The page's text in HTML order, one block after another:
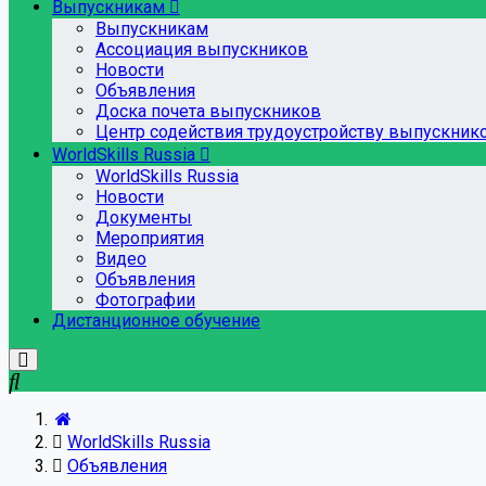
Выпускникам
Выпускникам
Ассоциация выпускников
Новости
Объявления
Доска почета выпускников
Центр содействия трудоустройству
WorldSkills Russia
WorldSkills Russia
Новости
Документы
Мероприятия
Видео
Объявления
Фотографии
Дистанционное обучение
WorldSkills Russia
Объявления